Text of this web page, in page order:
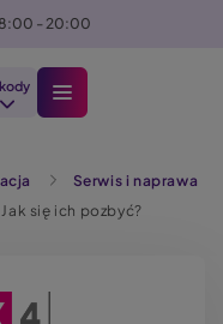
- 20:00
Serwis i naprawa
się ich pozbyć?